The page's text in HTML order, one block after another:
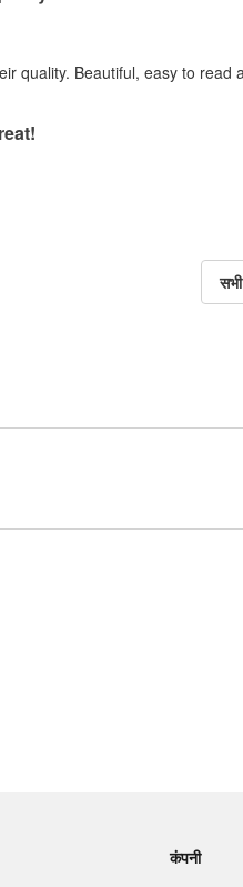
quality. Beautiful, easy to
कंपनी